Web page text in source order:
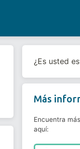
¿Es usted
Más
Encuentra
aquí: